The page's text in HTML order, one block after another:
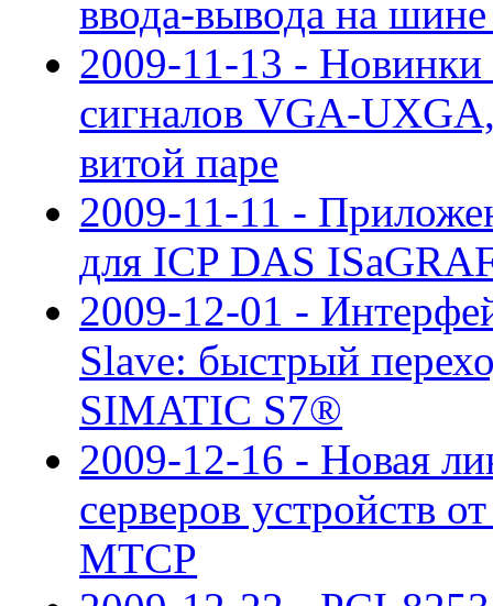
ввода-вывода на
2009-11-13 - Новинки
сигналов VGA-
витой паре
2009-11-11 -
для ICP DAS
2009-12-01 -
Slave: быстрый
SIMATIC S7®
2009-12-16 - Новая
серверов устройств
MTCP